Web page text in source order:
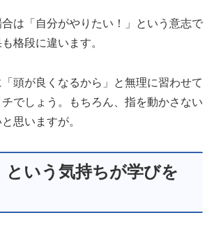
は「自分がやりたい！」という意志で
格段に違います。
頭が良くなるから」と無理に習わせて
でしょう。もちろん、指を動かさない
思いますが。
という気持ちが学びを